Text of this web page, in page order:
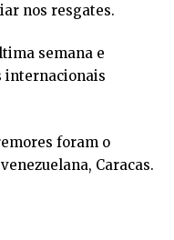
nos resgates.
semana e
internacionais
foram o
Caracas.